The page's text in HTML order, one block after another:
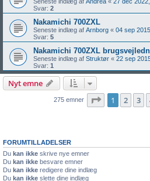
Svar: 2
Nakamichi 700ZXL
Seneste indlæg af Arnborg « 04 sep
Svar: 5
Nakamichi 700ZXL
Seneste indlæg af Struktør « 22 sep
Svar: 1
Nyt emne
275 emner Side af 11
1 2 3
FORUMTILLADELSER
Du kan ikke skrive nye emner
Du kan ikke besvare emner
Du kan ikke redigere dine indlæg
Du kan ikke slette dine indlæg